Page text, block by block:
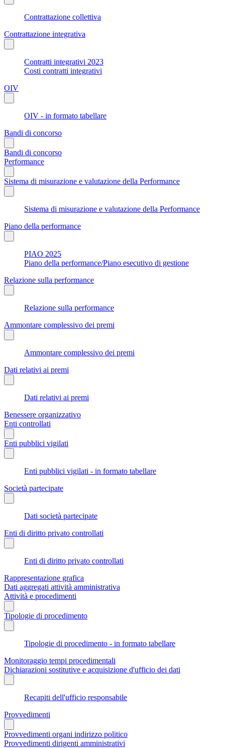
Contrattazione collettiva
Contrattazione integrativa
Contratti integrativi 2023
Costi contratti integrativi
OIV
OIV - in formato tabellare
Bandi di concorso
Bandi di concorso
Performance
Sistema di misurazione e valutazione della Performance
Sistema di misurazione e valutazione della Performance
Piano della performance
PIAO 2025
Piano della performance/Piano esecutivo di gestione
Relazione sulla performance
Relazione sulla performance
Ammontare complessivo dei premi
Ammontare complessivo dei premi
Dati relativi ai premi
Dati relativi ai premi
Benessere organizzativo
Enti controllati
Enti pubblici vigilati
Enti pubblici vigilati - in formato tabellare
Società partecipate
Dati società partecipate
Enti di diritto privato controllati
Enti di diritto privato controllati
Rappresentazione grafica
Dati aggregati attività amministrativa
Attività e procedimenti
Tipologie di procedimento
Tipologie di procedimento - in formato tabellare
Monitoraggio tempi procedimentali
Dichiarazioni sostitutive e acquisizione d'ufficio dei dati
Recapiti dell'ufficio responsabile
Provvedimenti
Provvedimenti organi indirizzo politico
Provvedimenti dirigenti amministrativi